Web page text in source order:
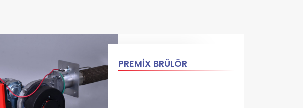
PREMİX BRÜLÖR